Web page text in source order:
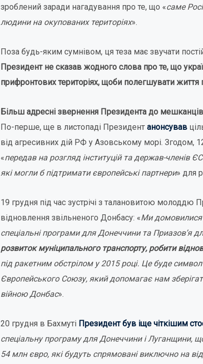
зроблений заради нагадування про те, що «саме
людини на окупованих територіях».
Поза будь-яким сумнівом, ця теза має звучати
Президент не сказав жодного слова про те, що
прифронтових територіях, щоби полегшувати життя
Більш адресні звернення Президента до
По-перше, ще в листопаді Президентанонсував
від агресивних дій РФ у Азовському морі. Згодом,
«передав на розгляд інституцій та держав-членів
які могли б підтримати європейські партнери» для
19 грудня під час зустрічі з талановитою молоддю
відновлення звільненого Донбасу: «Ми домовилися
спеціальні програми для Донеччини та Приазов’я
розвиток муніципального транспорту, робити
під ракетним обстрілом у 2015 році. Це буде символ
Європейського Союзу, який допомагає нам
війною Донбас».
20 грудня в Бахмуті Президент був іще чіткішим
спеціальну програму для Донеччини і Луганщини,
54 млн євро, які будуть спрямовані виключно на